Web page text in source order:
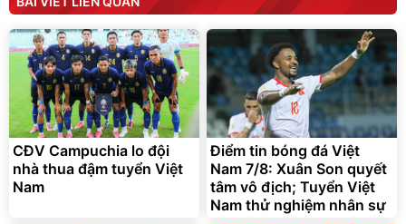
190.000đ
138.330đ
Discount
3.000.000
2.200.000đ
Flash Sale
Unmute
Vali Bamozo Khung Nhôm
9066 Size 20/24/28 Cao
Cấp
1.000.000đ
825.000đ
Flash Sale
CĐV Campuchia lo đội
nhà thua đậm tuyển Việt
Nam
Điểm tin bóng đá Việt
Nam 7/8: Xuân Son quyết
tâm vô địch; Tuyển Việt
Nam thử nghiệm nhân sự